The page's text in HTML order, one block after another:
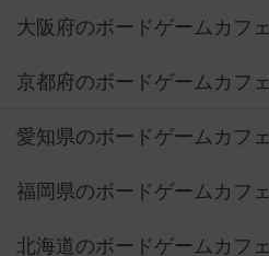
大阪府のボードゲームカフェ
京都府のボードゲームカフェ
愛知県のボードゲームカフェ
福岡県のボードゲームカフェ
北海道のボードゲームカフェ